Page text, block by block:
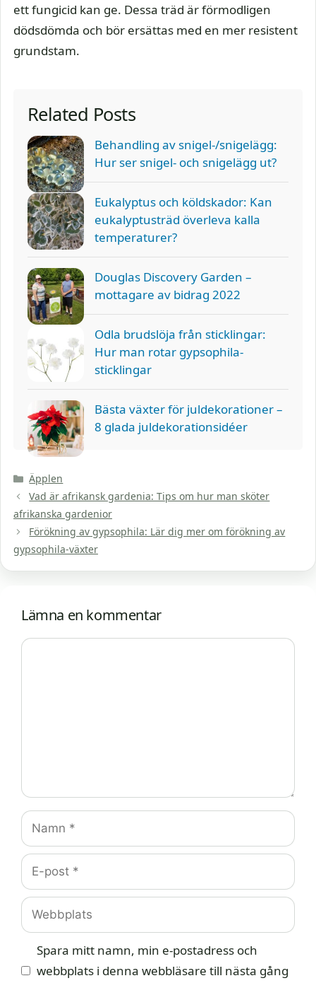
ett fungicid kan ge. Dessa träd är förmodligen
dödsdömda och bör ersättas med en mer resistent
grundstam.
Related Posts
Behandling av snigel-/snigelägg:
Hur ser snigel- och snigelägg ut?
Eukalyptus och köldskador: Kan
eukalyptusträd överleva kalla
temperaturer?
Douglas Discovery Garden –
mottagare av bidrag 2022
Odla brudslöja från sticklingar:
Hur man rotar gypsophila-
sticklingar
Bästa växter för juldekorationer –
8 glada juldekorationsidéer
Kategorier
Äpplen
Vad är afrikansk gardenia: Tips om hur man sköter
afrikanska gardenior
Förökning av gypsophila: Lär dig mer om förökning av
gypsophila-växter
Lämna en kommentar
Kommentar
Namn
E-
post
Webbplats
Spara mitt namn, min e-postadress och
webbplats i denna webbläsare till nästa gång